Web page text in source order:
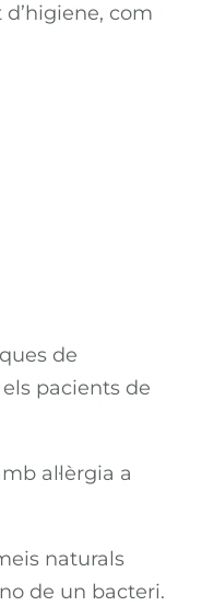
com
de
pacients de
al·lèrgia a
naturals
de un bacteri.